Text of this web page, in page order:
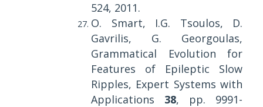
524, 2011.
O. Smart, I.G. Tsoulos, D.
Gavrilis, G. Georgoulas,
Grammatical Evolution for
Features of Epileptic Slow
Ripples, Expert Systems with
Applications 38, pp. 9991-